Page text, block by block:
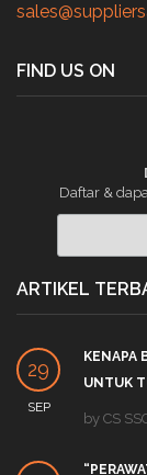
FIND US ON
Daftar &
ARTIKEL
29
SEP
KENAPA
UNTUK
by CS